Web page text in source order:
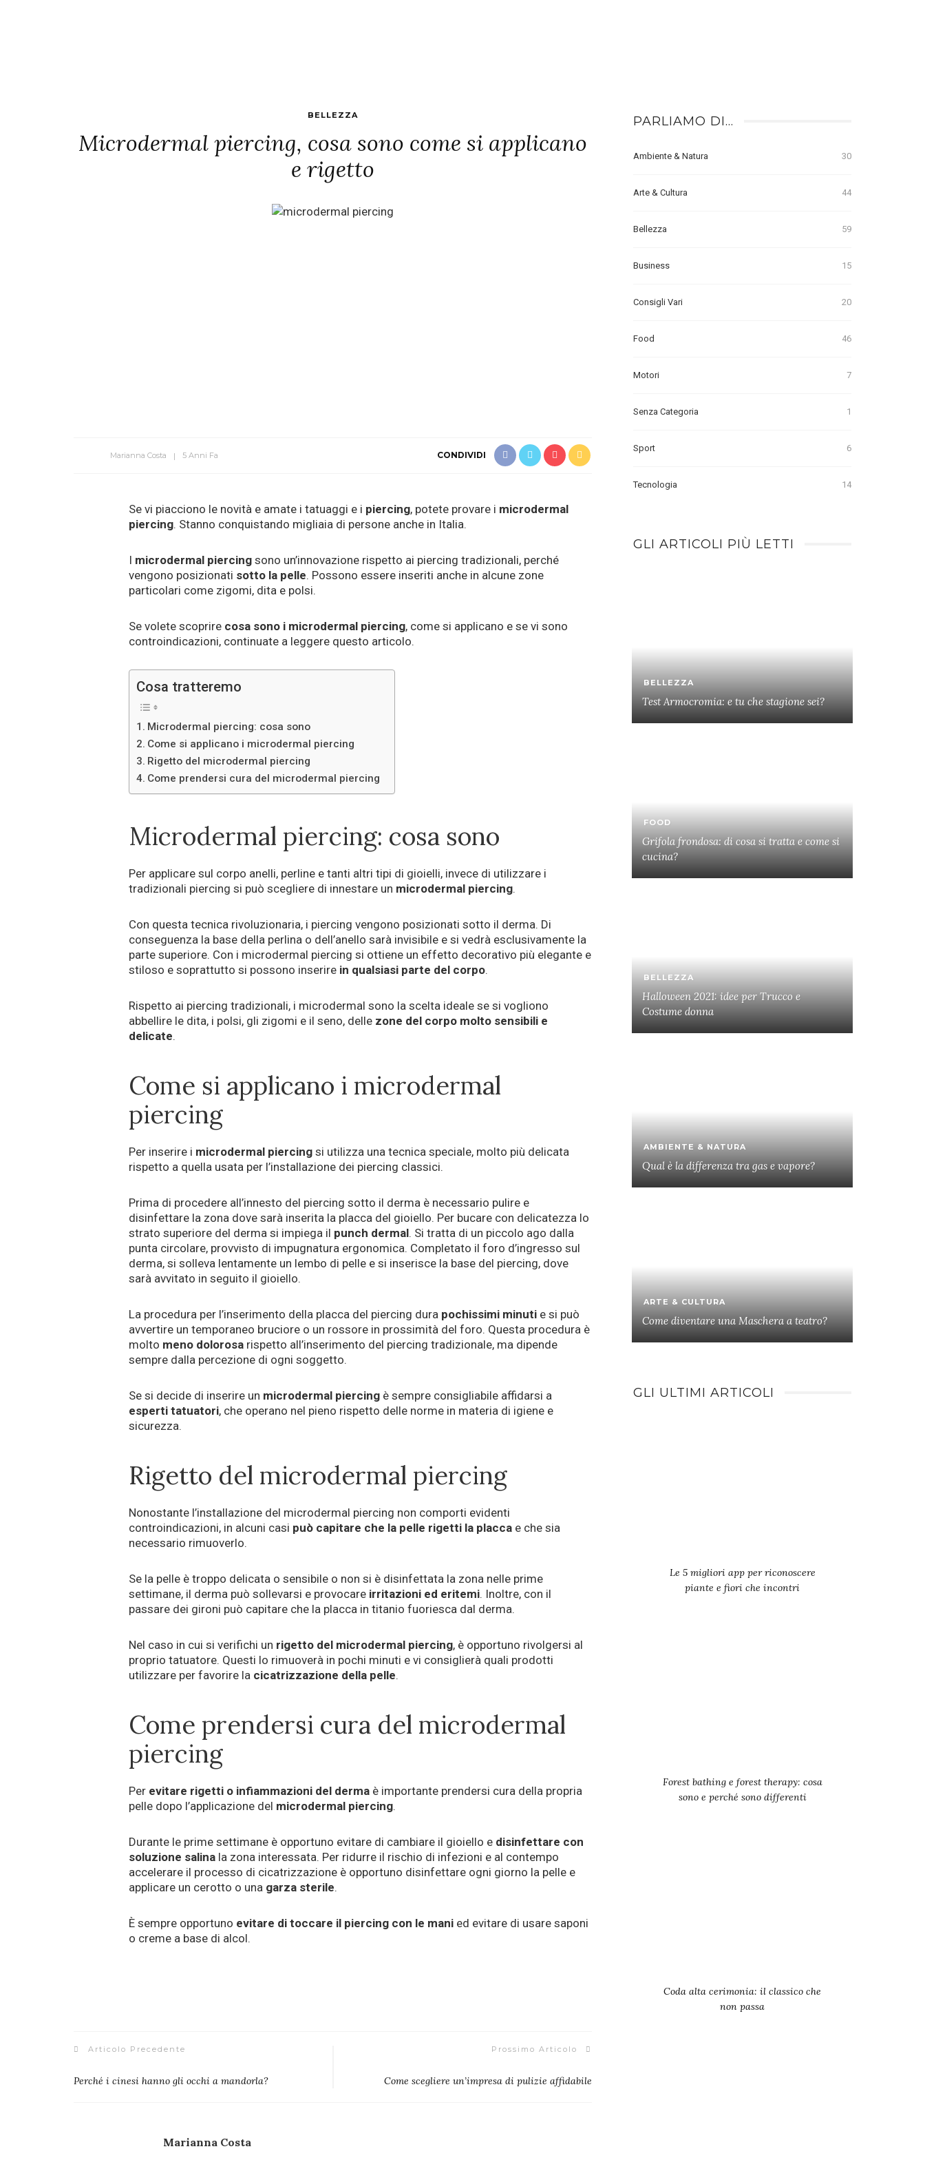
BELLEZZA
Microdermal piercing, cosa sono come si applicano
e rigetto
Marianna Costa 5 Anni Fa CONDIVIDI
Se vi piacciono le novità e amate i tatuaggi e i piercing, potete provare i microdermal
piercing. Stanno conquistando migliaia di persone anche in Italia.
I microdermal piercing sono un’innovazione rispetto ai piercing tradizionali, perché
vengono posizionati sotto la pelle. Possono essere inseriti anche in alcune zone
particolari come zigomi, dita e polsi.
Se volete scoprire cosa sono i microdermal piercing, come si applicano e se vi sono
controindicazioni, continuate a leggere questo articolo.
Cosa tratteremo
Microdermal piercing: cosa sono
Come si applicano i microdermal piercing
Rigetto del microdermal piercing
Come prendersi cura del microdermal piercing
Microdermal piercing: cosa sono
Per applicare sul corpo anelli, perline e tanti altri tipi di gioielli, invece di utilizzare i
tradizionali piercing si può scegliere di innestare un microdermal piercing.
Con questa tecnica rivoluzionaria, i piercing vengono posizionati sotto il derma. Di
conseguenza la base della perlina o dell’anello sarà invisibile e si vedrà esclusivamente la
parte superiore. Con i microdermal piercing si ottiene un effetto decorativo più elegante e
stiloso e soprattutto si possono inserire in qualsiasi parte del corpo.
Rispetto ai piercing tradizionali, i microdermal sono la scelta ideale se si vogliono
abbellire le dita, i polsi, gli zigomi e il seno, delle zone del corpo molto sensibili e
delicate.
Come si applicano i microdermal
piercing
Per inserire i microdermal piercing si utilizza una tecnica speciale, molto più delicata
rispetto a quella usata per l’installazione dei piercing classici.
Prima di procedere all’innesto del piercing sotto il derma è necessario pulire e
disinfettare la zona dove sarà inserita la placca del gioiello. Per bucare con delicatezza lo
strato superiore del derma si impiega il punch dermal. Si tratta di un piccolo ago dalla
punta circolare, provvisto di impugnatura ergonomica. Completato il foro d’ingresso sul
derma, si solleva lentamente un lembo di pelle e si inserisce la base del piercing, dove
sarà avvitato in seguito il gioiello.
La procedura per l’inserimento della placca del piercing dura pochissimi minuti e si può
avvertire un temporaneo bruciore o un rossore in prossimità del foro. Questa procedura è
molto meno dolorosa rispetto all’inserimento del piercing tradizionale, ma dipende
sempre dalla percezione di ogni soggetto.
Se si decide di inserire un microdermal piercing è sempre consigliabile affidarsi a
esperti tatuatori, che operano nel pieno rispetto delle norme in materia di igiene e
sicurezza.
Rigetto del microdermal piercing
Nonostante l’installazione del microdermal piercing non comporti evidenti
controindicazioni, in alcuni casi può capitare che la pelle rigetti la placca e che sia
necessario rimuoverlo.
Se la pelle è troppo delicata o sensibile o non si è disinfettata la zona nelle prime
settimane, il derma può sollevarsi e provocare irritazioni ed eritemi. Inoltre, con il
passare dei gironi può capitare che la placca in titanio fuoriesca dal derma.
Nel caso in cui si verifichi un rigetto del microdermal piercing, è opportuno rivolgersi al
proprio tatuatore. Questi lo rimuoverà in pochi minuti e vi consiglierà quali prodotti
utilizzare per favorire la cicatrizzazione della pelle.
Come prendersi cura del microdermal
piercing
Per evitare rigetti o infiammazioni del derma è importante prendersi cura della propria
pelle dopo l’applicazione del microdermal piercing.
Durante le prime settimane è opportuno evitare di cambiare il gioiello e disinfettare con
soluzione salina la zona interessata. Per ridurre il rischio di infezioni e al contempo
accelerare il processo di cicatrizzazione è opportuno disinfettare ogni giorno la pelle e
applicare un cerotto o una garza sterile.
È sempre opportuno evitare di toccare il piercing con le mani ed evitare di usare saponi
o creme a base di alcol.
Articolo Precedente
Perché i cinesi hanno gli occhi a mandorla?
Prossimo Articolo
Come scegliere un’impresa di pulizie affidabile
Marianna Costa
PARLIAMO DI…
Ambiente & Natura 30
Arte & Cultura 44
Bellezza 59
Business 15
Consigli Vari 20
Food 46
Motori 7
Senza Categoria 1
Sport 6
Tecnologia 14
GLI ARTICOLI PIÙ LETTI
BELLEZZA
Test Armocromia: e tu che stagione sei?
FOOD
Grifola frondosa: di cosa si tratta e come si
cucina?
BELLEZZA
Halloween 2021: idee per Trucco e
Costume donna
AMBIENTE & NATURA
Qual è la differenza tra gas e vapore?
ARTE & CULTURA
Come diventare una Maschera a teatro?
GLI ULTIMI ARTICOLI
Le 5 migliori app per riconoscere
piante e fiori che incontri
Forest bathing e forest therapy: cosa
sono e perché sono differenti
Coda alta cerimonia: il classico che
non passa